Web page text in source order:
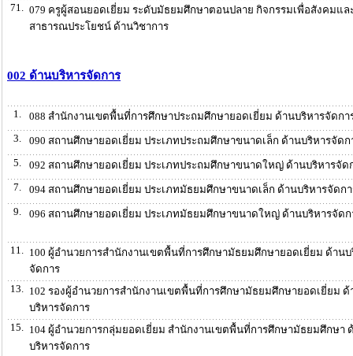
71.
079 ครูผู้สอนยอดเยี่ยม ระดับมัธยมศึกษาตอนปลาย กิจกรรมเพื่อสังคมแล
สาธารณประโยชน์ ด้านวิชาการ
002 ด้านบริหารจัดการ
1.
088 สำนักงานเขตพื้นที่การศึกษาประถมศึกษายอดเยี่ยม ด้านบริหารจัดกา
3.
090 สถานศึกษายอดเยี่ยม ประเภทประถมศึกษาขนาดเล็ก ด้านบริหารจัดก
5.
092 สถานศึกษายอดเยี่ยม ประเภทประถมศึกษาขนาดใหญ่ ด้านบริหารจัด
7.
094 สถานศึกษายอดเยี่ยม ประเภทมัธยมศึกษาขนาดเล็ก ด้านบริหารจัดก
9.
096 สถานศึกษายอดเยี่ยม ประเภทมัธยมศึกษาขนาดใหญ่ ด้านบริหารจัดก
11.
100 ผู้อำนวยการสำนักงานเขตพื้นที่การศึกษามัธยมศึกษายอดเยี่ยม ด้านบ
จัดการ
13.
102 รองผู้อำนวยการสำนักงานเขตพื้นที่การศึกษามัธยมศึกษายอดเยี่ยม ด้
บริหารจัดการ
15.
104 ผู้อำนวยการกลุ่มยอดเยี่ยม สำนักงานเขตพื้นที่การศึกษามัธยมศึกษา
บริหารจัดการ